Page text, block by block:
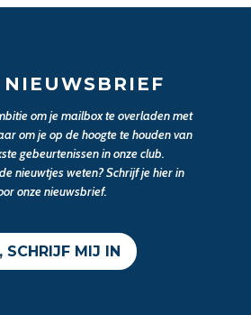
om je mailbox te overladen met
om je op de hoogte te houden van
gebeurtenissen in onze club.
nieuwtjes weten? Schrijf je hier in
onze nieuwsbrief.
SCHRIJF MIJ IN